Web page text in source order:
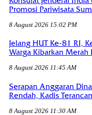
Promosi Pariwisata
8 August 2026 15:02 PM
Jelang HUT Ke-81 RI,
Warga Kibarkan Merah
8 August 2026 11:45 AM
Serapan Anggaran
Rendah, Kadis
8 August 2026 11:30 AM